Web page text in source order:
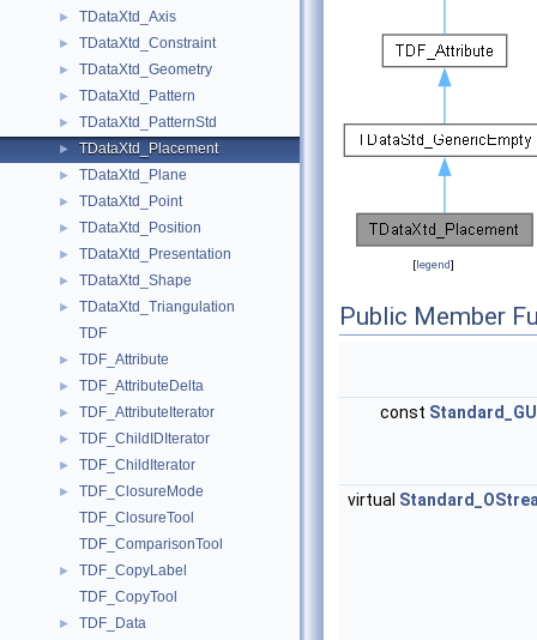
► TDataXtd_Axis
► TDataXtd_Constraint
► TDataXtd_Geometry
► TDataXtd_Pattern
► TDataXtd_PatternStd
► TDataXtd_Placement
► TDataXtd_Plane
► TDataXtd_Point
► TDataXtd_Position
► TDataXtd_Presentation
► TDataXtd_Shape
►
TDataXtd_Triangulation
TDF
► TDF_Attribute
► TDF_AttributeDelta
► TDF_AttributeIterator
► TDF_ChildIDIterator
► TDF_ChildIterator
►
TDF_ClosureMode
TDF_ClosureTool
TDF_ComparisonTool
►
TDF_CopyLabel
TDF_CopyTool
► TDF_Data
[legend]
Public Member
const
virtual